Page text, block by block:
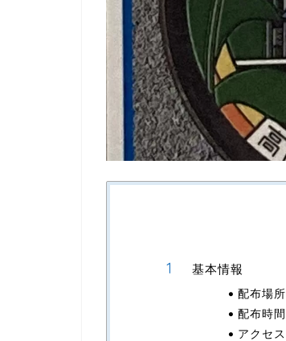
基本情報
配布場所
配布時間
アクセス